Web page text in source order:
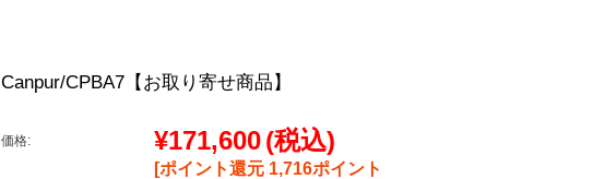
Canpur/CPBA7【お取り寄せ商品】
価格: ¥171,600(税込)
[ポイント還元 1,716ポイント